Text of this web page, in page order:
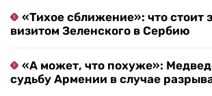
«Тихое сближение»: что стоит
визитом Зеленского в Сербию
«А может, что похуже»:
судьбу Армении в случае